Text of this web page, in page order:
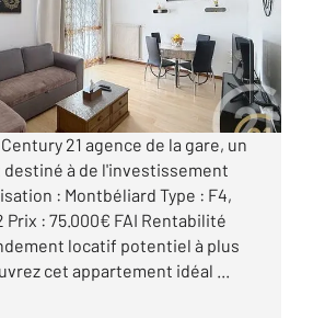
F4 à vendre
€
21 agence de la gare, un
à de l'investissement
: Montbéliard Type : F4,
Prix : 75.000€ FAI Rentabilité
locatif potentiel à plus
cet appartement idéal ...